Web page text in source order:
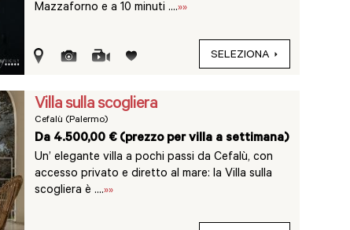
Mazzaforno e a 10 minuti ....»»
SELEZIONA
Villa sulla scogliera
Cefalù (Palermo)
Da 4.500,00 € (prezzo per villa a settimana)
Un’ elegante villa a pochi passi da Cefalù, con
accesso privato e diretto al mare: la Villa sulla
scogliera è ....»»